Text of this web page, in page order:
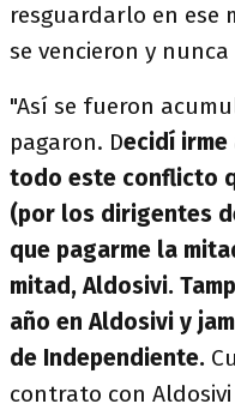
resguardarlo en ese
se vencieron y
"Así se fueron
pagaron. Decidí irme
todo este conflicto
(por los dirigentes
que pagarme la
mitad, Aldosivi.
año en Aldosivi y
de Independiente.
contrato con Aldosivi